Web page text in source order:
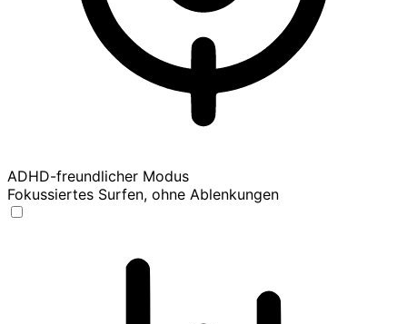
ADHD-freundlicher Modus
Fokussiertes Surfen, ohne Ablenkungen